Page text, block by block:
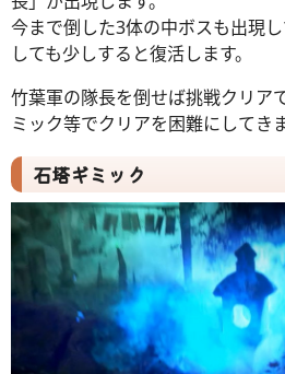
今まで倒した3体の中ボスも出現
しても少しすると復活します。
竹葉軍の隊長を倒せば挑戦クリア
ミック等でクリアを困難にしてきま
石塔ギミック